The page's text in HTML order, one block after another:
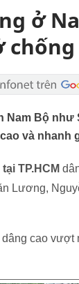
ở
Bộ như
và nhanh
TP.HCM
Lương,
cao